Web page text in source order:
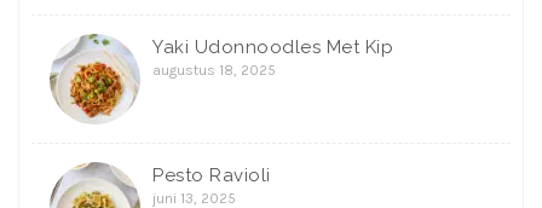
Yaki Udonnoodles Met Kip
augustus 18, 2025
Pesto Ravioli
juni 13, 2025